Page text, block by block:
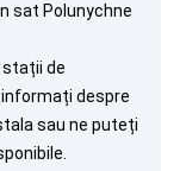
sat Polunychne
stații de
despre
sau ne puteți